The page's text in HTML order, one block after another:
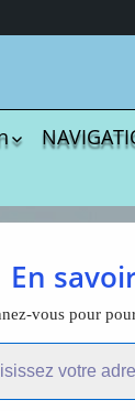
En
vous pour